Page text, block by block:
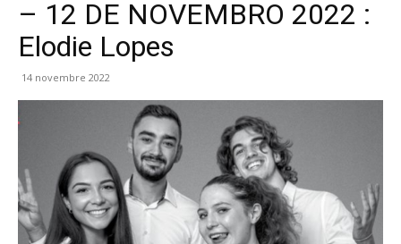
– 12 DE NOVEMBRO 2022 :
Elodie Lopes
14 novembre 2022